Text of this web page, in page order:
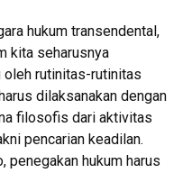
hukum transendental,
kita seharusnya
oleh rutinitas-rutinitas
dilaksanakan dengan
filosofis dari aktivitas
pencarian keadilan.
penegakan hukum harus